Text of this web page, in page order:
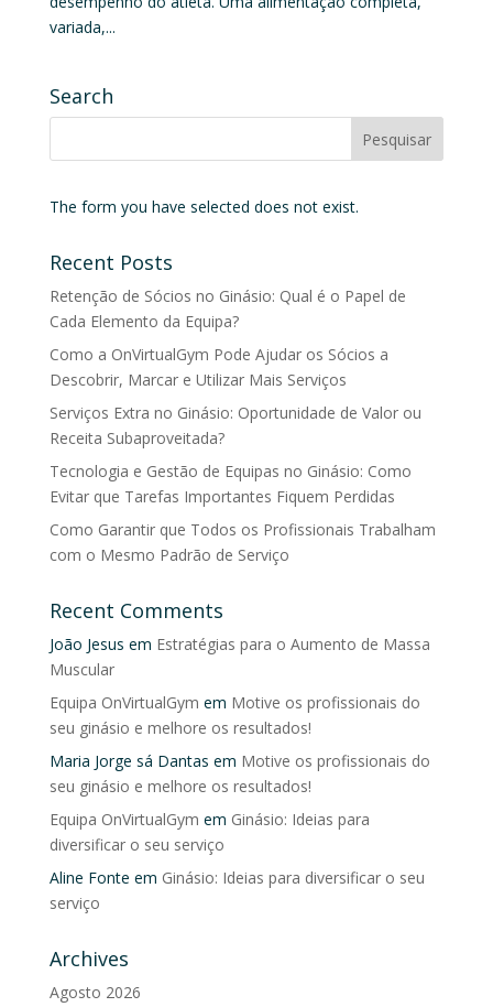
variada,...
Search
The form you have selected does not exist.
Recent Posts
Retenção de Sócios no Ginásio: Qual é o Papel de
Cada Elemento da Equipa?
Como a OnVirtualGym Pode Ajudar os Sócios a
Descobrir, Marcar e Utilizar Mais Serviços
Serviços Extra no Ginásio: Oportunidade de Valor ou
Receita Subaproveitada?
Tecnologia e Gestão de Equipas no Ginásio: Como
Evitar que Tarefas Importantes Fiquem Perdidas
Como Garantir que Todos os Profissionais Trabalham
com o Mesmo Padrão de Serviço
Recent Comments
João Jesus em Estratégias para o Aumento de Massa
Muscular
Equipa OnVirtualGym em Motive os profissionais do
seu ginásio e melhore os resultados!
Maria Jorge sá Dantas em Motive os profissionais do
seu ginásio e melhore os resultados!
Equipa OnVirtualGym em Ginásio: Ideias para
diversificar o seu serviço
Aline Fonte em Ginásio: Ideias para diversificar o seu
serviço
Archives
Agosto 2026